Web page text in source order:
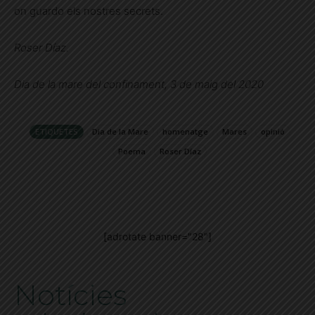
on guardo els nostres secrets.
Roser Díaz.
Dia de la mare del confinament, 3 de maig del 2020
ETIQUETES Dia de la Mare homenatge Mares
opinió
Poema
Roser Díaz
[adrotate banner="28"]
Notícies